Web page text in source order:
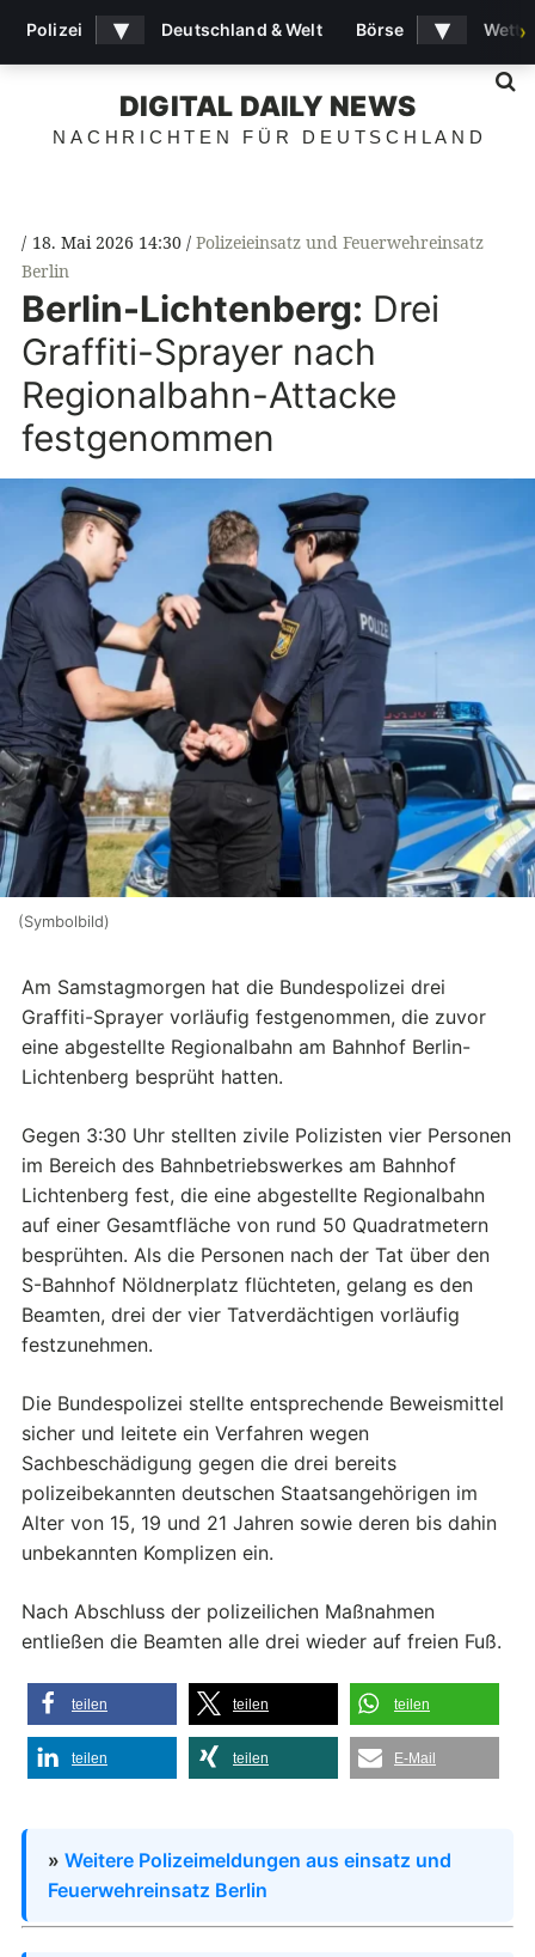
DIGITAL DAILY NEWS
NACHRICHTEN FÜR DEUTSCHLAND
18. Mai 2026 14:30
Polizeieinsatz und Feuerwehreinsatz
Berlin
Berlin-Lichtenberg: Drei
Graffiti-Sprayer nach
Regionalbahn-Attacke
festgenommen
(Symbolbild)
Am Samstagmorgen hat die Bundespolizei drei
Graffiti-Sprayer vorläufig festgenommen, die zuvor
eine abgestellte Regionalbahn am Bahnhof Berlin-
Lichtenberg besprüht hatten.
Gegen 3:30 Uhr stellten zivile Polizisten vier Personen
im Bereich des Bahnbetriebswerkes am Bahnhof
Lichtenberg fest, die eine abgestellte Regionalbahn
auf einer Gesamtfläche von rund 50 Quadratmetern
besprühten. Als die Personen nach der Tat über den
S-Bahnhof Nöldnerplatz flüchteten, gelang es den
Beamten, drei der vier Tatverdächtigen vorläufig
festzunehmen.
Die Bundespolizei stellte entsprechende Beweismittel
sicher und leitete ein Verfahren wegen
Sachbeschädigung gegen die drei bereits
polizeibekannten deutschen Staatsangehörigen im
Alter von 15, 19 und 21 Jahren sowie deren bis dahin
unbekannten Komplizen ein.
Nach Abschluss der polizeilichen Maßnahmen
entließen die Beamten alle drei wieder auf freien Fuß.
teilen teilen teilen
teilen teilen E-Mail
» Weitere Polizeimeldungen aus einsatz und
Feuerwehreinsatz Berlin
Polizei ▾ Deutschland & Welt Börse ▾ ›